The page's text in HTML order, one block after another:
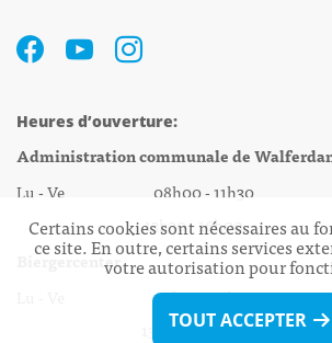
Heures d’ouverture:
Administration communale de
Lu - Ve 08h00 - 11h30
13h30 - 16h00
Biergercenter
Lu - Ve 08h00 - 11h30
13h30 - 16h00
Certains cookies sont nécessaires au
ce site. En outre, certains services
votre autorisation pour
TOUT ACCEPTER